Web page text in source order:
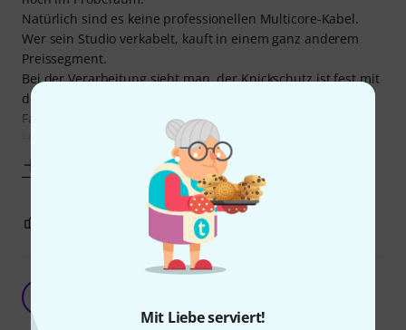
Mit Liebe serviert!
Natürlich sind es keine professionellen Multicore-Kabel.
Wer sein Studio verkabelt, kauft in einem ganz anderem
Preissegment.
Bei der Verarbeitung sieht man, der Knickschutz ist fest mit
dem Kabel verbunden. hatte auch mal am Kabel
Farbunterschiede.
Habe sie nach dem Kauf
BEWERTUNG MELDEN
Bouncemaster 04.11.2009